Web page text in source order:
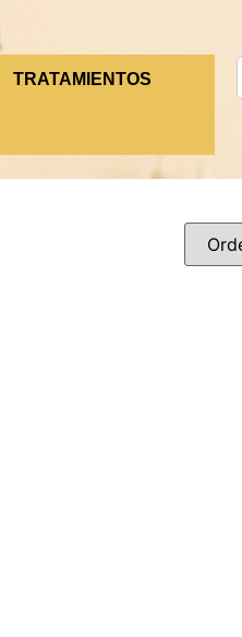
TRATAMIENTOS